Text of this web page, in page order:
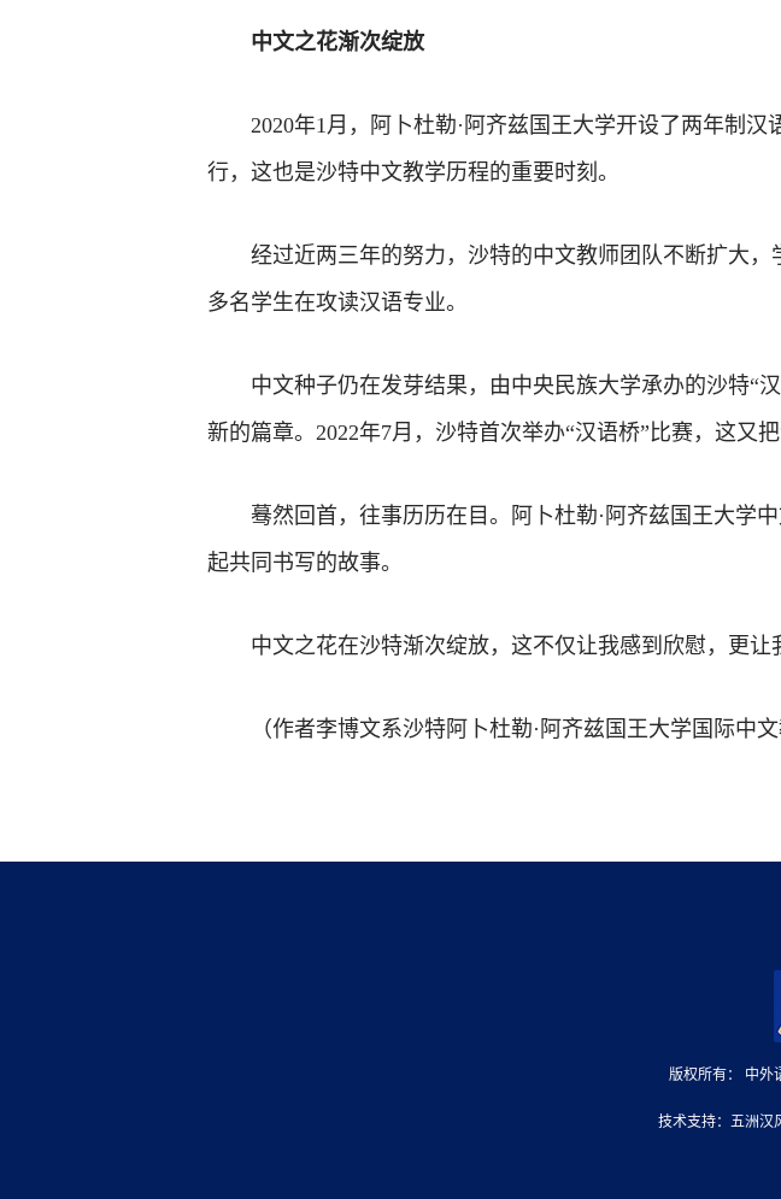
中文之花渐次绽放
2020年1月，阿卜杜勒·阿齐兹国王大学开设了两年制
行，这也是沙特中文教学历程的重要时刻。
经过近两三年的努力，沙特的中文教师团队不断扩大
多名学生在攻读汉语专业。
中文种子仍在发芽结果，由中央民族大学承办的沙特“
新的篇章。2022年7月，沙特首次举办“汉语桥”比赛，这又
蓦然回首，往事历历在目。阿卜杜勒·阿齐兹国王大学
起共同书写的故事。
中文之花在沙特渐次绽放，这不仅让我感到欣慰，更让
（作者李博文系沙特阿卜杜勒·阿齐兹国王大学国际中文
版权所有： 中外
技术支持：五洲汉